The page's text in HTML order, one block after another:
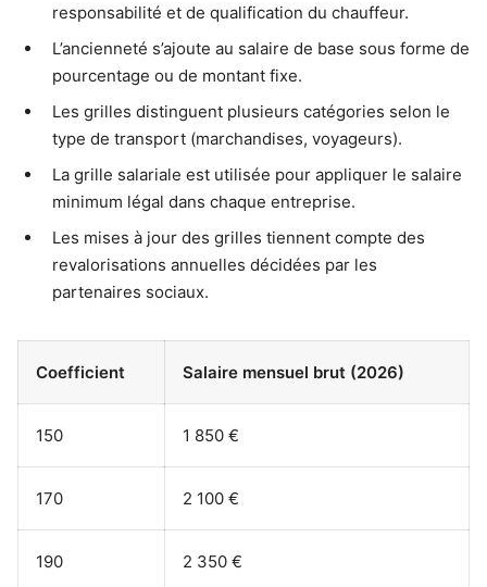
responsabilité et de qualification du chauffeur.
L’ancienneté s’ajoute au salaire de base sous forme de
pourcentage ou de montant fixe.
Les grilles distinguent plusieurs catégories selon le
type de transport (marchandises, voyageurs).
La grille salariale est utilisée pour appliquer le salaire
minimum légal dans chaque entreprise.
Les mises à jour des grilles tiennent compte des
revalorisations annuelles décidées par les
partenaires sociaux.
Coefficient Salaire mensuel brut (2026)
150 1 850 €
170 2 100 €
190 2 350 €